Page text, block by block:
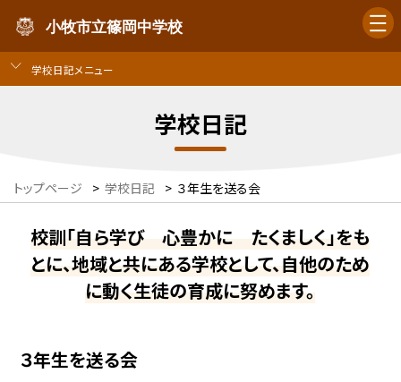
小牧市立篠岡中学校
学校日記メニュー
学校日記
トップページ > 学校日記 > ３年生を送る会
校訓「自ら学び 心豊かに たくましく」をも
とに、地域と共にある学校として、自他のため
に動く生徒の育成に努めます。
３年生を送る会